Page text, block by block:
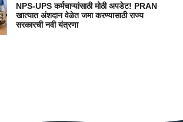
NPS-UPS कर्मचाऱ्यांसाठी मोठी अपडेट! PRAN
खात्यात अंशदान वेळेत जमा करण्यासाठी राज्य
सरकारची नवी यंत्रणा